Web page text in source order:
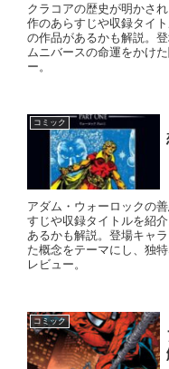
クラコアの歴史が明かさ
作のあらすじや収録タイ
の作品があるかも解説。
ムニバースの命運をかけ
ー。
コミック
アダム・ウォーロックの
すじや収録タイトルを紹
あるかも解説。登場キャ
た概念をテーマにし、独
レビュー。
コミック